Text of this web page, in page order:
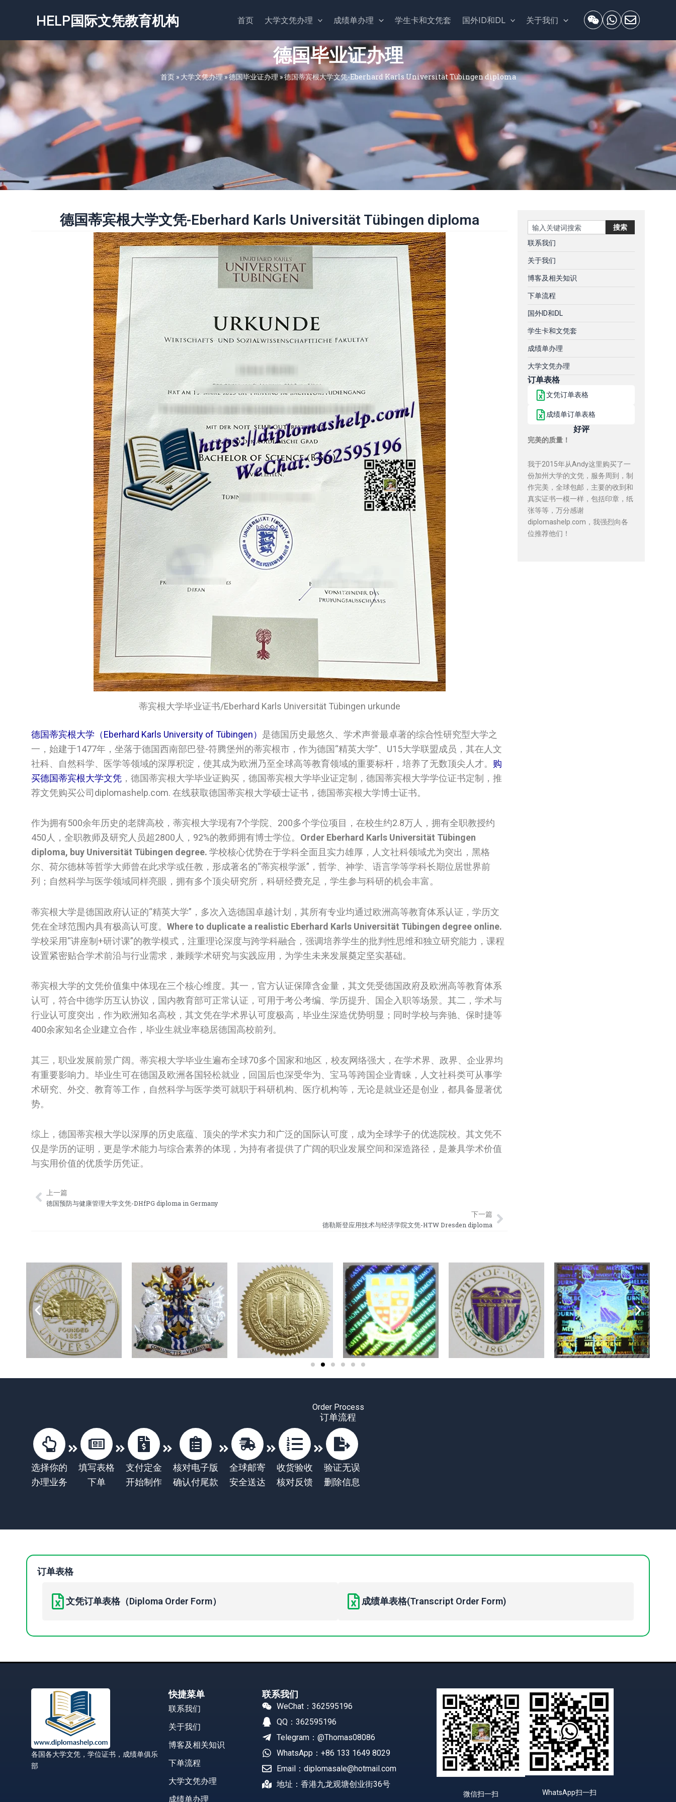
容
HELP国际文凭教育机构 首页 大学文凭办理 成绩单办理 学生卡和文凭套 国外ID和DL 关于我们
德国毕业证办理
首页» 大学文凭办理»德国毕业证办理»德国蒂宾根大学文凭-Eberhard Karls Universität Tübingen diploma
德国蒂宾根大学文凭-Eberhard Karls Universität Tübingen diploma
蒂宾根大学毕业证书/Eberhard Karls Universität Tübingen urkunde
德国蒂宾根大学（Eberhard Karls University of Tübingen） 是德国历史最悠久、学术声誉最卓著的综合性研究型大学之
一，始建于1477年，坐落于德国西南部巴登-符腾堡州的蒂宾根市，作为德国“精英大学”、U15大学联盟成员，其在人文
社科、自然科学、医学等领域的深厚积淀，使其成为欧洲乃至全球高等教育领域的重要标杆，培养了无数顶尖人才。 购
买德国蒂宾根大学‌‌‌‌文凭 ，德国蒂宾根大学‌‌‌‌毕业证购买，德国蒂宾根大学‌‌‌‌毕业证定制，德国蒂宾根大学‌‌‌‌学位证书定制，推
荐文凭购买公司diplomashelp.com. 在线获取德国蒂宾根大学‌‌‌‌硕士证书，德国蒂宾根大学‌‌‌‌博士证书。
作为拥有500余年历史的老牌高校，蒂宾根大学现有7个学院、200多个学位项目，在校生约2.8万人，拥有全职教授约
450人，全职教师及研究人员超2800人，92%的教师拥有博士学位。 Order Eberhard Karls Universität Tübingen
diploma, buy Universität Tübingen degree. 学校核心优势在于学科全面且实力雄厚，人文社科领域尤为突出，黑格
尔、荷尔德林等哲学大师曾在此求学或任教，形成著名的“蒂宾根学派”，哲学、神学、语言学等学科长期位居世界前
列；自然科学与医学领域同样亮眼，拥有多个顶尖研究所，科研经费充足，学生参与科研的机会丰富。
蒂宾根大学是德国政府认证的“精英大学”，多次入选德国卓越计划，其所有专业均通过欧洲高等教育体系认证，学历文
凭在全球范围内具有极高认可度。 Where to duplicate a realistic Eberhard Karls Universität Tübingen degree online.
学校采用“讲座制+研讨课”的教学模式，注重理论深度与跨学科融合，强调培养学生的批判性思维和独立研究能力，课程
设置紧密贴合学术前沿与行业需求，兼顾学术研究与实践应用，为学生未来发展奠定坚实基础。
蒂宾根大学的文凭价值集中体现在三个核心维度。其一，官方认证保障含金量，其文凭受德国政府及欧洲高等教育体系
认可，符合中德学历互认协议，国内教育部可正常认证，可用于考公考编、学历提升、国企入职等场景。其二，学术与
行业认可度突出，作为欧洲知名高校，其文凭在学术界认可度极高，毕业生深造优势明显；同时学校与奔驰、保时捷等
400余家知名企业建立合作，毕业生就业率稳居德国高校前列。
其三，职业发展前景广阔。蒂宾根大学毕业生遍布全球70多个国家和地区，校友网络强大，在学术界、政界、企业界均
有重要影响力。毕业生可在德国及欧洲各国轻松就业，回国后也深受华为、宝马等跨国企业青睐，人文社科类可从事学
术研究、外交、教育等工作，自然科学与医学类可就职于科研机构、医疗机构等，无论是就业还是创业，都具备显著优
势。
综上，德国蒂宾根大学以深厚的历史底蕴、顶尖的学术实力和广泛的国际认可度，成为全球学子的优选院校。其文凭不
仅是学历的证明，更是学术能力与综合素养的体现，为持有者提供了广阔的职业发展空间和深造路径，是兼具学术价值
与实用价值的优质学历凭证。
Prev
上一篇
德国预防与健康管理大学文凭-DHfPG diploma in Germany
下一篇
德勒斯登应用技术与经济学院文凭-HTW Dresden diploma
Search 搜索
联系我们
关于我们
博客及相关知识
下单流程
国外ID和DL
学生卡和文凭套
成绩单办理
大学文凭办理
订单表格
文凭订单表格
成绩单订单表格
好评
完美的质量！
我于2015年从Andy这里购买了一
份加州大学的文凭，服务周到，制
作完美，全球包邮，主要的收到和
真实证书一模一样，包括印章，纸
张等等，万分感谢
diplomashelp.com，我强烈向各
位推荐他们！
Order Process
订单流程
选择你的
办理业务
填写表格
下单
支付定金
开始制作
核对电子版
确认付尾款
全球邮寄
安全送达
收货验收
核对反馈
验证无误
删除信息
订单表格
文凭订单表格（Diploma Order Form） 成绩单表格(Transcript Order Form)
各国各大学文凭，学位证书，成绩单俱乐
部
快捷菜单
联系我们
关于我们
博客及相关知识
下单流程
大学文凭办理
成绩单办理
联系我们
WeChat：362595196
QQ：362595196
Telegram：@Thomas08086
WhatsApp：+86 133 1649 8029
Email：diplomasale@hotmail.com
地址：香港九龙观塘创业街36号
微信扫一扫 WhatsApp扫一扫